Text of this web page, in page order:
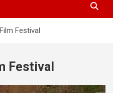
Festival
Festival